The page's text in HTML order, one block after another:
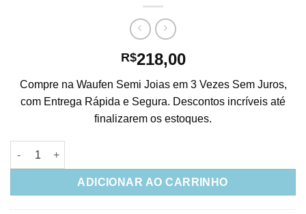
R$218,00
Compre na Waufen Semi Joias em 3 Vezes Sem Juros,
com Entrega Rápida e Segura. Descontos incríveis até
finalizarem os estoques.
Choker Pontos de Luz Agua Marinha Prata 925 Fosca Joias
ADICIONAR AO CARRINHO